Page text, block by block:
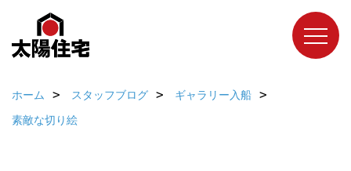
ホーム スタッフブログ
ギャラリー入船
素敵な切り絵